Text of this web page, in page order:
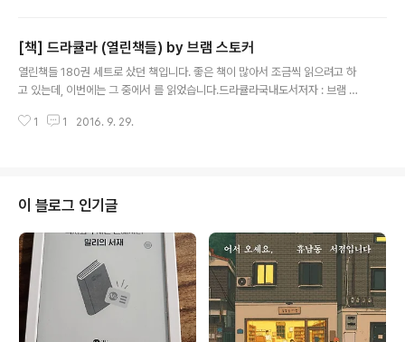
할 필요는 없지만, 제대로 된 발음을 듣고 흉내내는 것인 필요한 것 같습니다) 제
가 요즘 인터넷 강의로 "야나두"란 강의를 듣고 있습니다. 둘이 좀 비슷한 내용
도 많은데요, 우리는 쉬운 말 조차도 영어로 할 때 어려움을 겪습니다.너 (..
[책] 드라큘라 (열린책들) by 브램 스토커
열린책들 180권 세트로 샀던 책입니다. 좋은 책이 많아서 조금씩 읽으려고 하
고 있는데, 이번에는 그 중에서 를 읽었습니다.드라큘라국내도서저자 : 브램 스
라도 대충은 아실 것입니다. 번역서이다 보니 번역이 어떤가 궁금하실텐데 나쁘
이"란 단어도 처음들어봤고, "재우치다"도 긴가민가 하더라구요. 그리고 간혹
번역을 하지 않고 괄호로 풀어 쓴 곳도 있습니다."pourparlers(예비 협상)" 처
럼요. ..
1 1 2016. 9. 29.
이 블로그 인기글